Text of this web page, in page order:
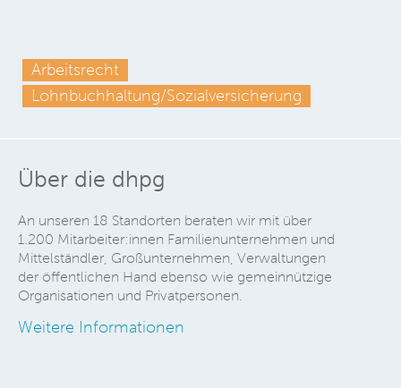
Arbeitsrecht
Lohnbuchhaltung/Sozialversicherung
Über die dhpg
An unseren 18 Standorten beraten wir mit über
1.200 Mitarbeiter:innen Familienunternehmen und
Mittelständler, Großunternehmen, Verwaltungen
der öffentlichen Hand ebenso wie gemeinnützige
Organisationen und Privatpersonen.
Weitere Informationen